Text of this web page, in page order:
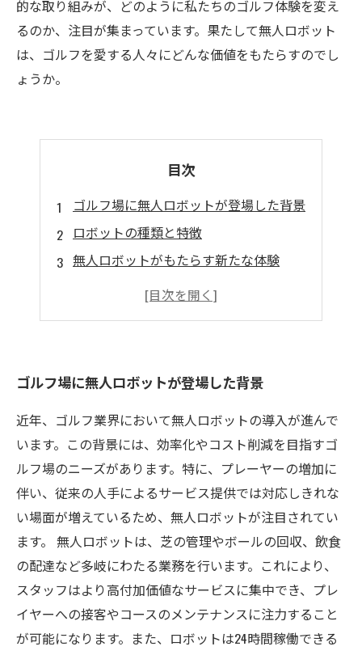
的な取り組みが、どのように私たちのゴルフ体験を変え
るのか、注目が集まっています。果たして無人ロボット
は、ゴルフを愛する人々にどんな価値をもたらすのでし
ょうか。
目次
ゴルフ場に無人ロボットが登場した背景
ロボットの種類と特徴
無人ロボットがもたらす新たな体験
利用者の声と反応
ゴルフ場に無人ロボットが登場した背景
近年、ゴルフ業界において無人ロボットの導入が進んで
います。この背景には、効率化やコスト削減を目指すゴ
ルフ場のニーズがあります。特に、プレーヤーの増加に
伴い、従来の人手によるサービス提供では対応しきれな
い場面が増えているため、無人ロボットが注目されてい
ます。 無人ロボットは、芝の管理やボールの回収、飲食
の配達など多岐にわたる業務を行います。これにより、
スタッフはより高付加価値なサービスに集中でき、プレ
イヤーへの接客やコースのメンテナンスに注力すること
が可能になります。また、ロボットは24時間稼働できる